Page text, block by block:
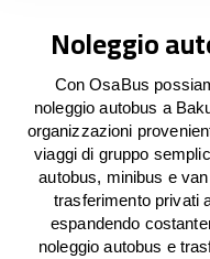
Noleggio
Con OsaBus
noleggio autobus a
organizzazioni
viaggi di gruppo
autobus, minibus e
trasferimento privati
espandendo
noleggio autobus e